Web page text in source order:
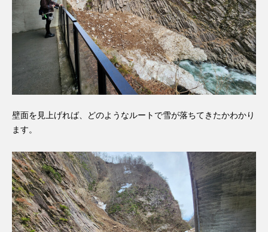
壁面を見上げれば、どのようなルートで雪が落ちてきたかわかり
ます。